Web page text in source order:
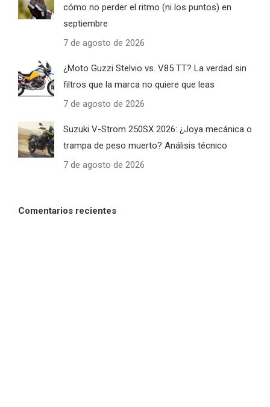
cómo no perder el ritmo (ni los puntos) en
septiembre
7 de agosto de 2026
¿Moto Guzzi Stelvio vs. V85 TT? La verdad sin
filtros que la marca no quiere que leas
7 de agosto de 2026
Suzuki V-Strom 250SX 2026: ¿Joya mecánica o
trampa de peso muerto? Análisis técnico
7 de agosto de 2026
Comentarios recientes